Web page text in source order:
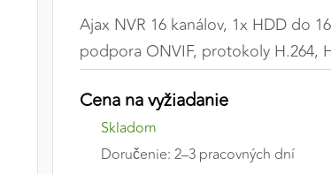
Ajax NVR 16 kanálov, 1x HDD do
podpora ONVIF, protokoly H.264,
Cena na vyžiadanie
Skladom
Doručenie: 2–3 pracovných dní